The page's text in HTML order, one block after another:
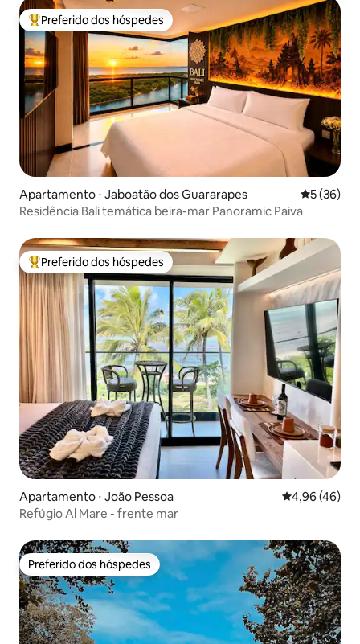
Entre os melhores preferidos dos hóspedes
Preferido dos hóspedes
Apartamento ⋅ Jaboatão dos Guararapes 5 de uma
5 (36)
Residência Bali temática beira-mar Panoramic Paiva
Entre os melhores preferidos dos hóspedes
Preferido dos hóspedes
Apartamento ⋅ João Pessoa 4,96 de uma
4,96 (46)
Refúgio Al Mare - frente mar
Preferido dos hóspedes
Preferido dos hóspedes